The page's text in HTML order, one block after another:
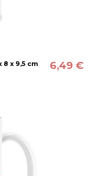
8 x 9,5 cm 6,49 €